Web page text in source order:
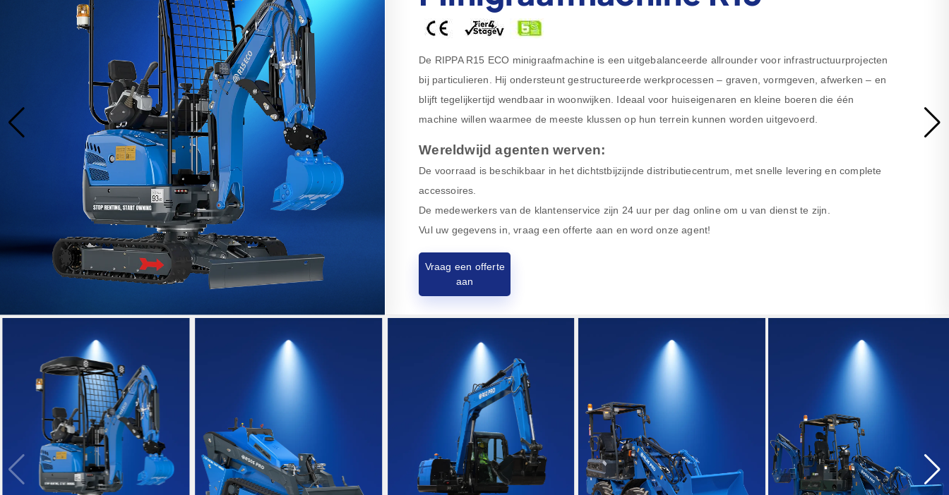
De RIPPA R15 ECO minigraafmachine is een uitgebalanceerde allrounder voor infrastructuurprojecten
bij particulieren. Hij ondersteunt gestructureerde werkprocessen – graven, vormgeven, afwerken – en
blijft tegelijkertijd wendbaar in woonwijken. Ideaal voor huiseigenaren en kleine boeren die één
machine willen waarmee de meeste klussen op hun terrein kunnen worden uitgevoerd.
Wereldwijd agenten werven:
De voorraad is beschikbaar in het dichtstbijzijnde distributiecentrum, met snelle levering en complete
accessoires.
De medewerkers van de klantenservice zijn 24 uur per dag online om u van dienst te zijn.
Vul uw gegevens in, vraag een offerte aan en word onze agent!
Vraag een offerte
aan